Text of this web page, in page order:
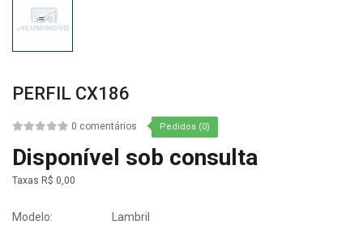
PERFIL CX186
0 comentários Pedidos (0)
Disponível sob consulta
Taxas R$ 0,00
Modelo:
Lambril